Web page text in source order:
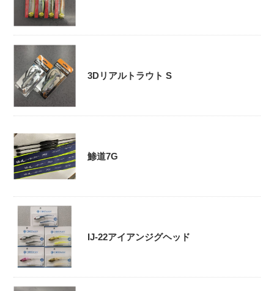
3Dリアルトラウト S
鯵道7G
IJ-22アイアンジグヘッド